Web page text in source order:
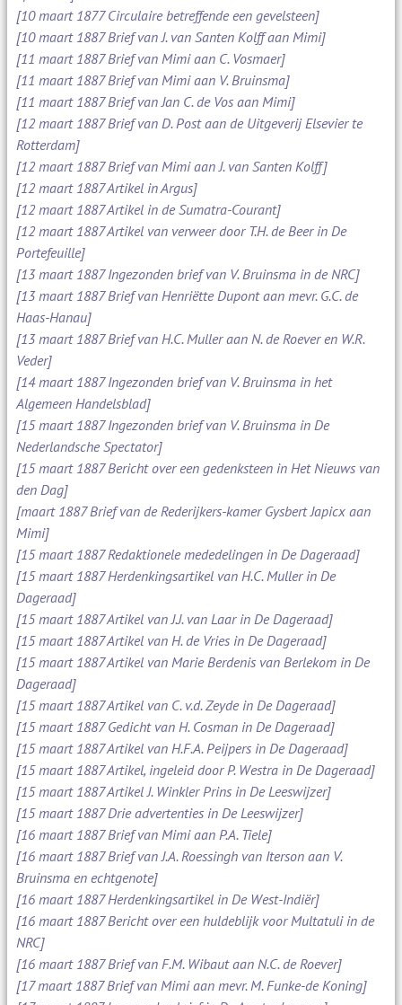
[10 maart 1877 Circulaire betreffende een gevelsteen]
[10 maart 1887 Brief van J. van Santen Kolff aan Mimi]
[11 maart 1887 Brief van Mimi aan C. Vosmaer]
[11 maart 1887 Brief van Mimi aan V. Bruinsma]
[11 maart 1887 Brief van Jan C. de Vos aan Mimi]
[12 maart 1887 Brief van D. Post aan de Uitgeverij Elsevier te
Rotterdam]
[12 maart 1887 Brief van Mimi aan J. van Santen Kolff]
[12 maart 1887 Artikel in Argus]
[12 maart 1887 Artikel in de Sumatra-Courant]
[12 maart 1887 Artikel van verweer door T.H. de Beer in De
Portefeuille]
[13 maart 1887 Ingezonden brief van V. Bruinsma in de NRC]
[13 maart 1887 Brief van Henriëtte Dupont aan mevr. G.C. de
Haas-Hanau]
[13 maart 1887 Brief van H.C. Muller aan N. de Roever en W.R.
Veder]
[14 maart 1887 Ingezonden brief van V. Bruinsma in het
Algemeen Handelsblad]
[15 maart 1887 Ingezonden brief van V. Bruinsma in De
Nederlandsche Spectator]
[15 maart 1887 Bericht over een gedenksteen in Het Nieuws van
den Dag]
[maart 1887 Brief van de Rederijkers-kamer Gysbert Japicx aan
Mimi]
[15 maart 1887 Redaktionele mededelingen in De Dageraad]
[15 maart 1887 Herdenkingsartikel van H.C. Muller in De
Dageraad]
[15 maart 1887 Artikel van J.J. van Laar in De Dageraad]
[15 maart 1887 Artikel van H. de Vries in De Dageraad]
[15 maart 1887 Artikel van Marie Berdenis van Berlekom in De
Dageraad]
[15 maart 1887 Artikel van C. v.d. Zeyde in De Dageraad]
[15 maart 1887 Gedicht van H. Cosman in De Dageraad]
[15 maart 1887 Artikel van H.F.A. Peijpers in De Dageraad]
[15 maart 1887 Artikel, ingeleid door P. Westra in De Dageraad]
[15 maart 1887 Artikel J. Winkler Prins in De Leeswijzer]
[15 maart 1887 Drie advertenties in De Leeswijzer]
[16 maart 1887 Brief van Mimi aan P.A. Tiele]
[16 maart 1887 Brief van J.A. Roessingh van Iterson aan V.
Bruinsma en echtgenote]
[16 maart 1887 Herdenkingsartikel in De West-Indiër]
[16 maart 1887 Bericht over een huldeblijk voor Multatuli in de
NRC]
[16 maart 1887 Brief van F.M. Wibaut aan N.C. de Roever]
[17 maart 1887 Brief van Mimi aan mevr. M. Funke-de Koning]